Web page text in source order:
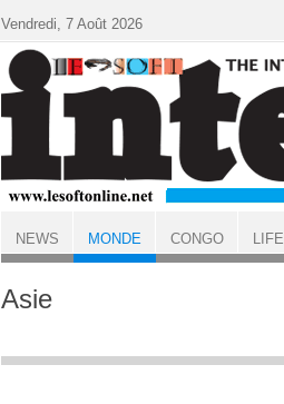
ACCUEIL MONDE
Asie
Vendredi, 7 Août 2026
NEWS MONDE CONGO